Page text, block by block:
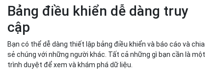
Bảng điều khiển dễ dàng truy
cập
Bạn có thể dễ dàng thiết lập bảng điều khiển và báo cáo và chia
sẻ chúng với những người khác. Tất cả những gì bạn cần là một
trình duyệt để xem và khám phá dữ liệu.